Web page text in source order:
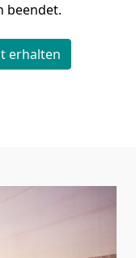
beendet.
erhalten